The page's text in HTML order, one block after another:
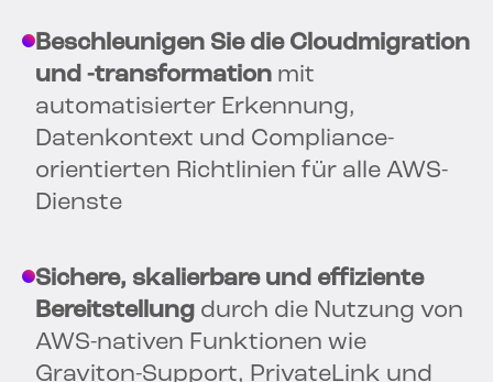
Beschleunigen Sie die Cloudmigration
und -transformation mit
automatisierter Erkennung,
Datenkontext und Compliance-
orientierten Richtlinien für alle AWS-
Dienste
Sichere, skalierbare und effiziente
Bereitstellung durch die Nutzung von
AWS-nativen Funktionen wie
Graviton-Support, PrivateLink und